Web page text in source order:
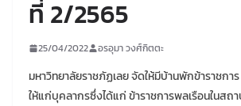
ที่ 2/2565
25/04/2022 อรอุมา วงศ์กิตตะ
มหาวิทยาลัยราชภัฏเลย จัดให้มีบ้านพักข้าราชกา
ให้แก่บุคลากรซึ่งได้แก่ ข้าราชการพลเรือนในส